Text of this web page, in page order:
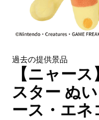
過去の提供景品
【ニャー
スター ぬ
ース・エ